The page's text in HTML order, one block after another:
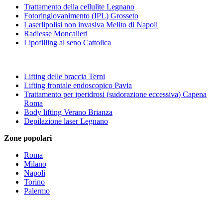
Trattamento della cellulite Legnano
Fotoringiovanimento (IPL) Grosseto
Laserlipolisi non invasiva Melito di Napoli
Radiesse Moncalieri
Lipofilling al seno Cattolica
Lifting delle braccia Terni
Lifting frontale endoscopico Pavia
Trattamento per iperidrosi (sudorazione eccessiva) Capena
Roma
Body lifting Verano Brianza
Depilazione laser Legnano
Zone popolari
Roma
Milano
Napoli
Torino
Palermo